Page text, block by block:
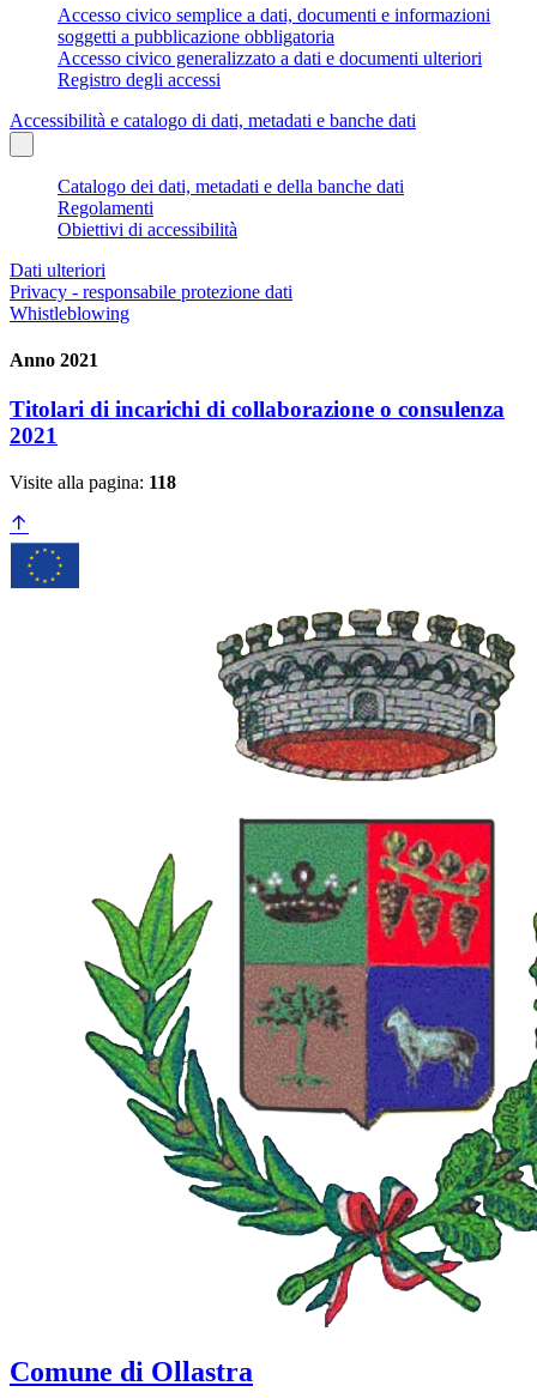
Accesso civico semplice a dati, documenti e informazioni
soggetti a pubblicazione obbligatoria
Accesso civico generalizzato a dati e documenti ulteriori
Registro degli accessi
Accessibilità e catalogo di dati, metadati e banche dati
Catalogo dei dati, metadati e della banche dati
Regolamenti
Obiettivi di accessibilità
Dati ulteriori
Privacy - responsabile protezione dati
Whistleblowing
Anno 2021
Titolari di incarichi di collaborazione o consulenza
2021
Visite alla pagina: 118
Comune di Ollastra